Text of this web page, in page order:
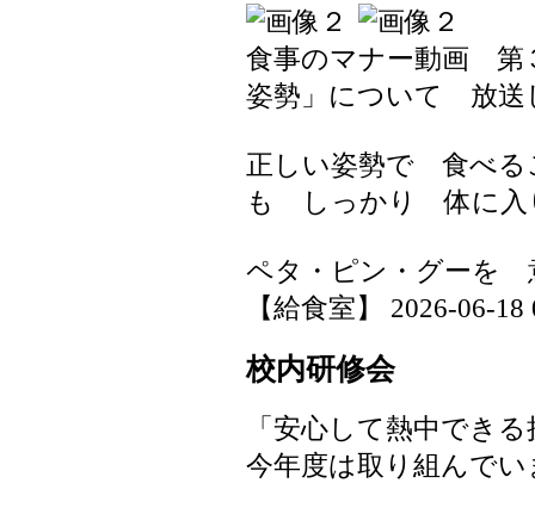
食事のマナー動画 第
姿勢」について 放送
正しい姿勢で 食べ
も しっかり 体に入
ペタ・ピン・グーを
【給食室】 2026-06-
校内研修会
「安心して熱中でき
今年度は取り組んでい